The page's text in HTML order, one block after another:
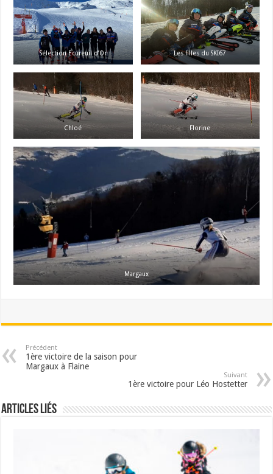
Sélection Ecureuil d’Or Les filles du SKI67
Chloé Florine
Margaux
Précédent
1ère victoire de la saison pour
Margaux à Flaine
Suivant
1ère victoire pour Léo Hostetter
Articles liés